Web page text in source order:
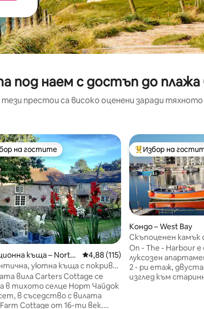
под наем с достъп до
тези престои са високо оценени заради
от 5, 230 отзива
избор на гостите
на гостите
къща – North
Средна оценка: 4,88 от 5, 115
4,88 (115)
уютна къща с покрив
на минути от
вила Carters Cottage се
в тихото селце Норт Чайдок
в съседство с вилата
Cottage от 16-ти век.
Най-популярен
Избор на
Кондо – West Bay
Скъпоценен камък
пристанището на
On - The - Harbour
луксозен
2 - ри етаж,
изглед към